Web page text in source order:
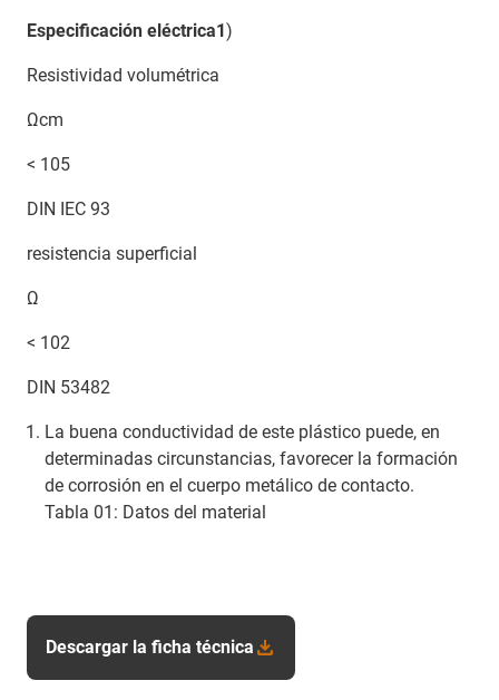
Especificación eléctrica1)
Resistividad volumétrica
Ωcm
< 105
DIN IEC 93
resistencia superficial
Ω
< 102
DIN 53482
La buena conductividad de este plástico puede, en
determinadas circunstancias, favorecer la formación
de corrosión en el cuerpo metálico de contacto.
Tabla 01: Datos del material
Descargar la ficha técnica